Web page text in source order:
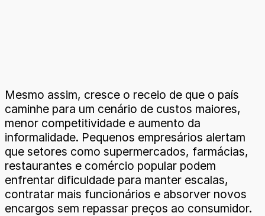
Mesmo assim, cresce o receio de que o país
caminhe para um cenário de custos maiores,
menor competitividade e aumento da
informalidade. Pequenos empresários alertam
que setores como supermercados, farmácias,
restaurantes e comércio popular podem
enfrentar dificuldade para manter escalas,
contratar mais funcionários e absorver novos
encargos sem repassar preços ao consumidor.